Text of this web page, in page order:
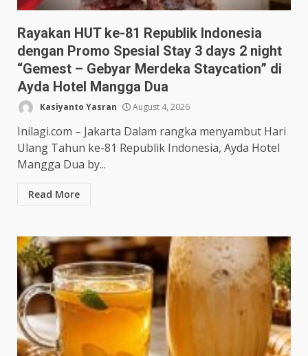
Rayakan HUT ke-81 Republik Indonesia
dengan Promo Spesial Stay 3 days 2 night
“Gemest – Gebyar Merdeka Staycation” di
Ayda Hotel Mangga Dua
Kasiyanto Yasran August 4, 2026
Inilagi.com – Jakarta Dalam rangka menyambut Hari
Ulang Tahun ke-81 Republik Indonesia, Ayda Hotel
Mangga Dua by...
Read More